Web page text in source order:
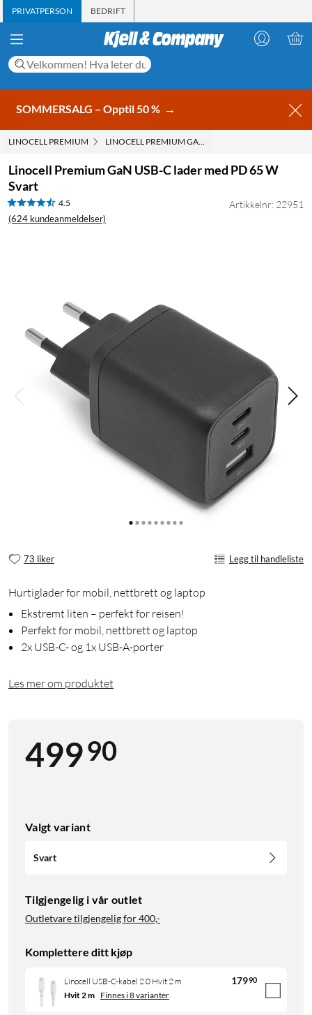
PRIVATPERSON BEDRIFT
SOMMERSALG – Opptil 50 % →
LINOCELL PREMIUM LINOCELL PREMIUM GAN USB-C LADER MED PD 65
Linocell Premium GaN USB-C lader med PD 65 W
Svart
4.5
(624 kundeanmeldelser)
Artikkelnr: 22951
73 liker Legg til handleliste
Hurtiglader for mobil, nettbrett og laptop
Ekstremt liten – perfekt for reisen!
Perfekt for mobil, nettbrett og laptop
2x USB-C- og 1x USB-A-porter
Les mer om produktet
49990
Valgt variant
Svart
Tilgjengelig i vår outlet
Outletvare tilgjengelig for400,-
Komplettere ditt kjøp
Linocell USB-C-kabel 2.0 Hvit 2 m 17990
Hvit 2 m Finnes i 8 varianter